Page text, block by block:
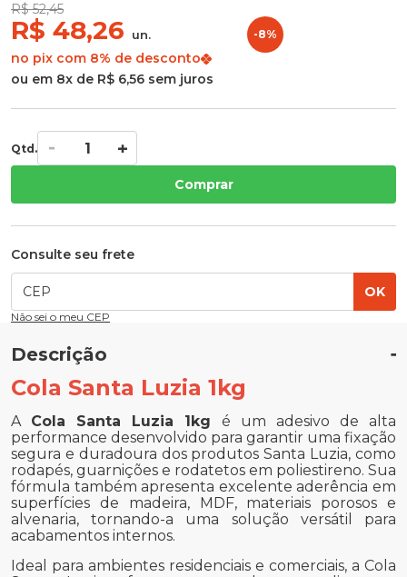
R$ 52,45
R$ 48,26 un.
no pix com 8% de desconto
-8%
ou em 8x de R$ 6,56 sem juros
Qtd.
Comprar
Consulte seu frete
OK
Não sei o meu CEP
Descrição
Cola Santa Luzia 1kg
A Cola Santa Luzia 1kg é um adesivo de alta
performance desenvolvido para garantir uma fixação
segura e duradoura dos produtos Santa Luzia, como
rodapés, guarnições e rodatetos em poliestireno. Sua
fórmula também apresenta excelente aderência em
superfícies de madeira, MDF, materiais porosos e
alvenaria, tornando-a uma solução versátil para
acabamentos internos.
Ideal para ambientes residenciais e comerciais, a Cola